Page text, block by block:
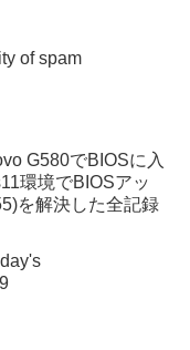
of spam
G580でBIOSに入
環境でBIOSアッ
を解決した全記録